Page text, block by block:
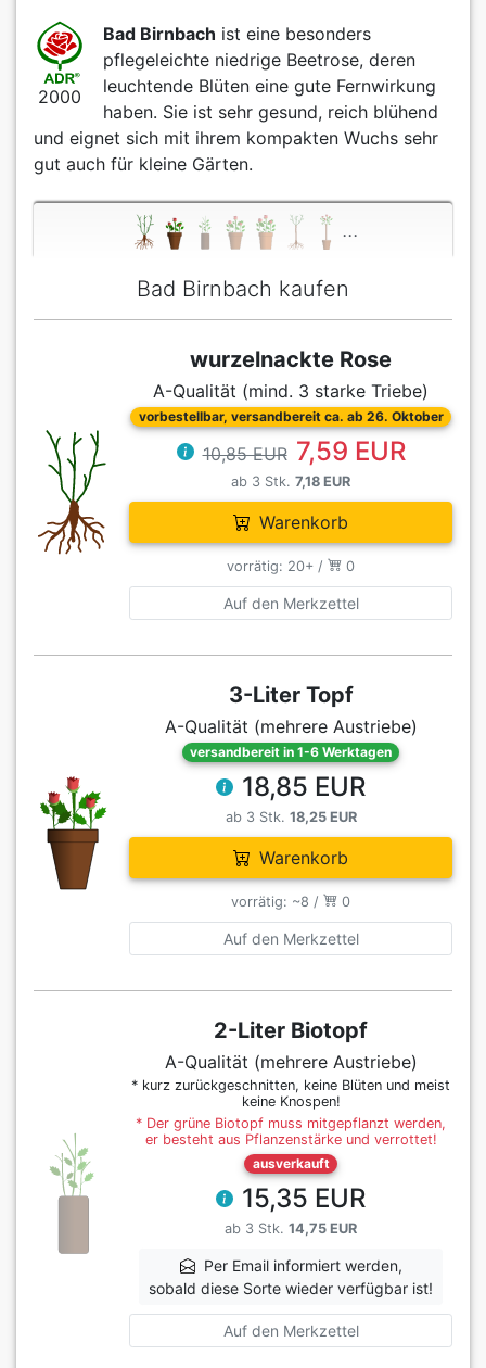
2000
Bad Birnbach ist eine besonders
pflegeleichte niedrige Beetrose, deren
leuchtende Blüten eine gute Fernwirkung
haben. Sie ist sehr gesund, reich blühend
und eignet sich mit ihrem kompakten Wuchs sehr
gut auch für kleine Gärten.
...
Bad Birnbach kaufen
wurzelnackte Rose
A-Qualität (mind. 3 starke Triebe)
vorbestellbar, versandbereit ca. ab 26. Oktober
10,85 EUR 7,59 EUR
ab 3 Stk. 7,18 EUR
Warenkorb
vorrätig: 20+ / 0
Auf den Merkzettel
3-Liter Topf
A-Qualität (mehrere Austriebe)
versandbereit in 1-6 Werktagen
18,85 EUR
ab 3 Stk. 18,25 EUR
Warenkorb
vorrätig: ~8 / 0
Auf den Merkzettel
2-Liter Biotopf
A-Qualität (mehrere Austriebe)
* kurz zurückgeschnitten, keine Blüten und meist
keine Knospen!
* Der grüne Biotopf muss mitgepflanzt werden,
er besteht aus Pflanzenstärke und verrottet!
ausverkauft
15,35 EUR
ab 3 Stk. 14,75 EUR
Per Email informiert werden,
sobald diese Sorte wieder verfügbar ist!
Auf den Merkzettel